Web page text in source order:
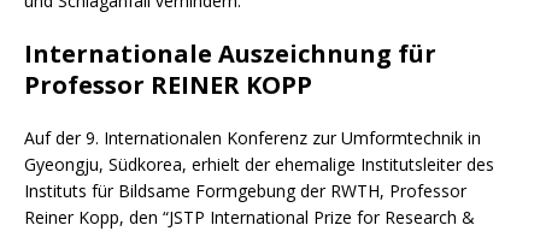
Internationale Auszeichnung für
Professor REINER KOPP
Auf der 9. Internationalen Konferenz zur Umformtechnik in
Gyeongju, Südkorea, erhielt der ehemalige Institutsleiter des
Instituts für Bildsame Formgebung der RWTH, Professor
Reiner Kopp, den “JSTP International Prize for Research &